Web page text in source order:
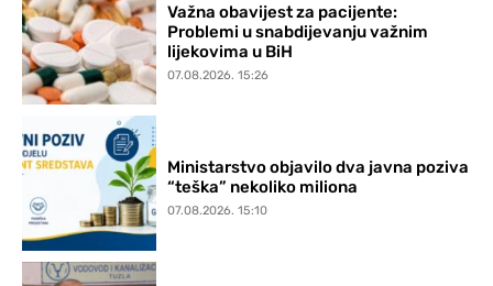
Važna obavijest za pacijente:
Problemi u snabdijevanju važnim
lijekovima u BiH
07.08.2026. 15:26
Ministarstvo objavilo dva javna poziva
“teška” nekoliko miliona
07.08.2026. 15:10